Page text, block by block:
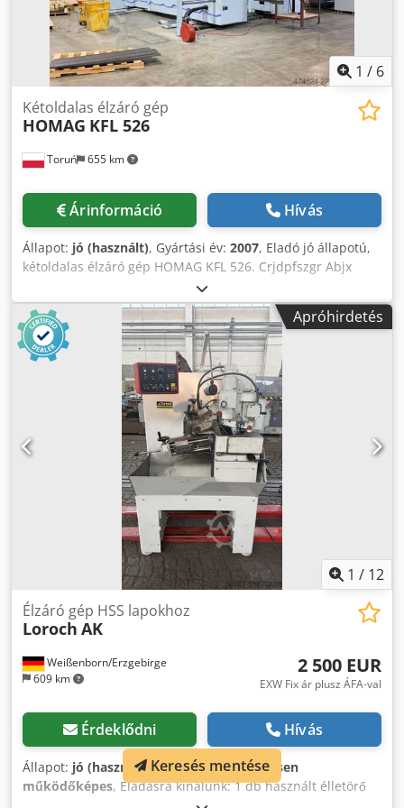
egység 1856 be- és kifutó területhez Polírozó egység 1940
él tisztításához és fényezéshez
1 / 6
Toruń 655 km
Kétoldalas élzáró gép
HOMAG KFL 526
Árinformáció Hívás
Állapot: jó (használt), Gyártási év: 2007, Eladó jó állapotú,
kétoldalas élzáró gép HOMAG KFL 526. Crjdpfszgr Abjx
Apróhirdetés
1 / 12
Weißenborn/Erzgebirge
609 km
Élzáró gép HSS lapokhoz
Loroch AK
2 500 EUR
EXW Fix ár plusz ÁFA-val
Érdeklődni Hívás
Állapot: jó (használt) , Funkcionalitás:teljesen
működőképes, Eladásra kínálunk: 1 db használt élletörő
Keresés mentése